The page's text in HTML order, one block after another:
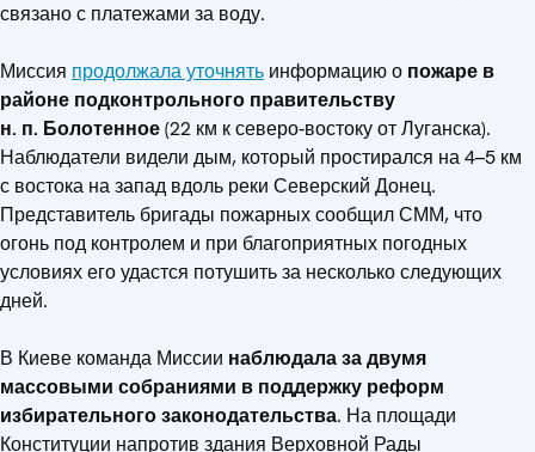
связано с платежами за воду.
Миссия продолжала уточнять информацию о пожаре в
районе подконтрольного правительству
н. п. Болотенное(22 км к северо‑востоку от Луганска).
Наблюдатели видели дым, который простирался на 4–5 км
с востока на запад вдоль реки Северский Донец.
Представитель бригады пожарных сообщил СММ, что
огонь под контролем и при благоприятных погодных
условиях его удастся потушить за несколько следующих
дней.
В Киеве команда Миссии наблюдала за двумя
массовыми собраниями в поддержку реформ
избирательного законодательства. На площади
Конституции напротив здания Верховной Рады